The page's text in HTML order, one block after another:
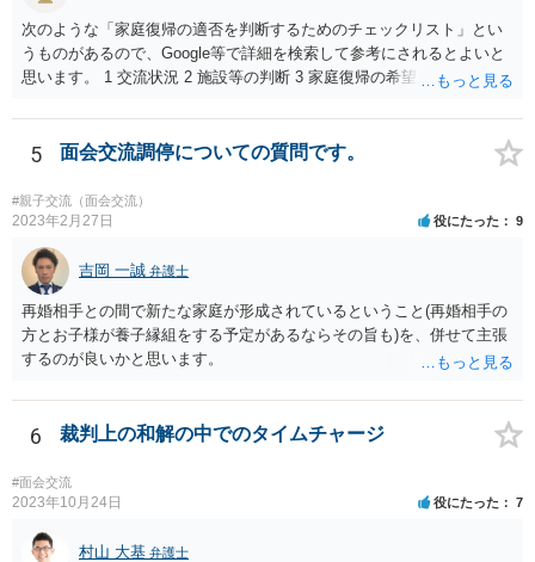
も、そのような請求は、まず認められません。 ご心配であれば、審判
書を持参して、お近くの弁護士に法律相談してみてください。
次のような「家庭復帰の適否を判断するためのチェックリスト」とい
うものがあるので、Google等で詳細を検索して参考にされるとよいと
思います。 1 交流状況 2 施設等の判断 3 家庭復帰の希望 4 保護者への
能力 8 引取りの希望 9 虐待の事実を認めていること 10 子どもの立場
に立った見方 11 衝動のコントロール 12 精神的安定 13 養育の知識・
技術 14 関係機関への援助、関係構築の意思 15 地域、近隣における孤
立、トラブル 16 親族との関係 17 生活基盤の安定 18 子どもの心理的
居場所 19 地域の受入れ体制 20 地域の支援機能 お母様が別居して引き
取るプランは、児童相談所側からすると、17・18あたりでネガティブ
に捉えられる可能性がありますので、たとえば、あなた自身が安定し
た収入を有し、かつ、親族等の手厚い援助が得られ、お父様の影響を
排除できることを示さないかぎりはなかなか認められないように思わ
れます。 児童相談所の担当者は、中には問題のあるかたもいるかもし
れませんが、基本的には子どもの立場に立って動こうとされているか
ネガティブな評価を付けられるので、家庭復帰の可能性をどんどん狭
5 面会交流調停についての質問です。
#親子交流（面会交流）
2023年2月27日 役にたった 9
吉岡 一誠 弁護士
再婚相手との間で新たな家庭が形成されているということ(再婚相手の
方とお子様が養子縁組をする予定があるならその旨も)を、併せて主張
するのが良いかと思います。
6 裁判上の和解の中でのタイムチャージ
#面会交流
2023年10月24日 役にたった 7
村山 大基 弁護士